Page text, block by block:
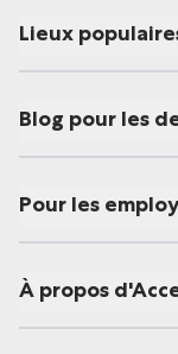
Lieux
Blog pour les
Pour les
À propos